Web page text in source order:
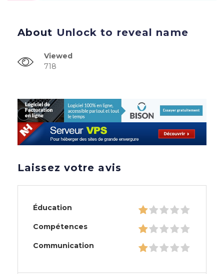
About Unlock to reveal name
Viewed
718
Laissez votre avis
Éducation
Compétences
Communication